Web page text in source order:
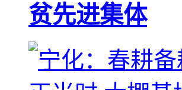
贫先进集体